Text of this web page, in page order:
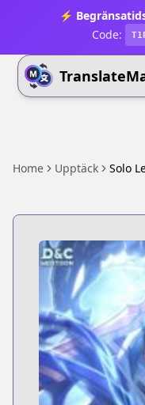
⚡
Code:
Home Upptäck Solo